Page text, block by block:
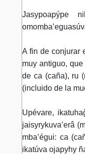
Jasypoapýpe
A fin de conjurar
muy antiguo,
de ca (caña), ru
(incluido de la
Upévare,
jaisyrykuva’erâ
mba’égui: ca
ikatúva ojapyhy